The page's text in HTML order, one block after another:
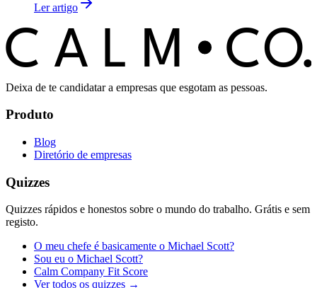
Ler artigo
C ALM C O.
Deixa de te candidatar a empresas que esgotam as pessoas.
Produto
Blog
Diretório de empresas
Quizzes
Quizzes rápidos e honestos sobre o mundo do trabalho. Grátis e sem
registo.
O meu chefe é basicamente o Michael Scott?
Sou eu o Michael Scott?
Calm Company Fit Score
Ver todos os quizzes →